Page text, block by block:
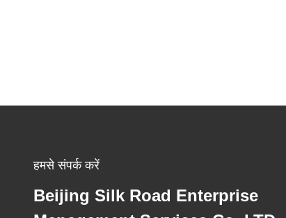
हमसे संपर्क करें
Beijing Silk Road Enterprise